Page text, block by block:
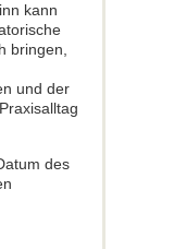
kann
bringen,
und der
des